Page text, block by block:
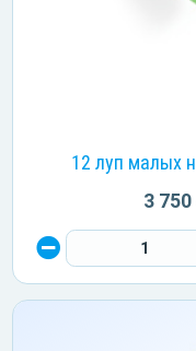
12 луп малых
3